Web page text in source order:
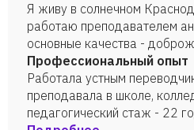
Омского государственного
университета, ученое
филологических наук, 2011
Я живу в солнечном
работаю преподавателем
основные качества -
ответственность,
Профессиональный опыт
Работала устным
преподавала в школе,
педагогический стаж - 22